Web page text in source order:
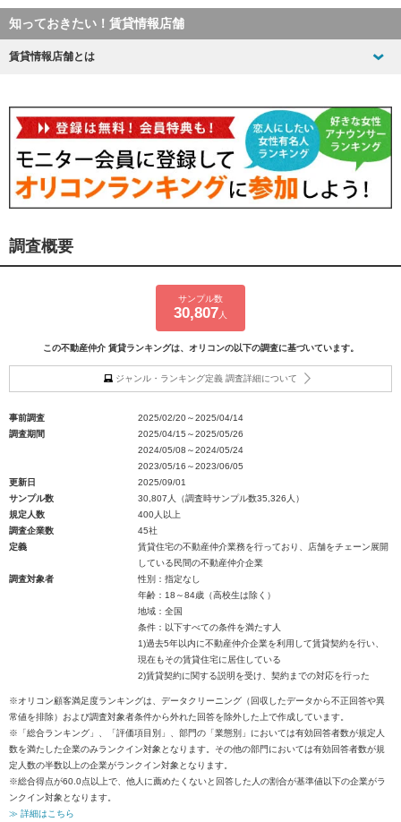
知っておきたい！賃貸情報店舗
賃貸情報店舗とは
調査概要
サンプル数
30,807人
この不動産仲介 賃貸ランキングは、オリコンの以下の調査に基づいています。
ジャンル・ランキング定義 調査詳細について
事前調査
2025/02/20～2025/04/14
調査期間
2025/04/15～2025/05/26
2024/05/08～2024/05/24
2023/05/16～2023/06/05
更新日
2025/09/01
サンプル数
30,807人（調査時サンプル数35,326人）
規定人数
400人以上
調査企業数
45社
定義
賃貸住宅の不動産仲介業務を行っており、店舗をチェーン展開
している民間の不動産仲介企業
調査対象者
性別：指定なし
年齢：18～84歳（高校生は除く）
地域：全国
条件：以下すべての条件を満たす人
1)過去5年以内に不動産仲介企業を利用して賃貸契約を行い、
現在もその賃貸住宅に居住している
2)賃貸契約に関する説明を受け、契約までの対応を行った
※オリコン顧客満足度ランキングは、データクリーニング（回収したデータから不正回答や異
常値を排除）および調査対象者条件から外れた回答を除外した上で作成しています。
※「総合ランキング」、「評価項目別」、部門の「業態別」においては有効回答者数が規定人
数を満たした企業のみランクイン対象となります。その他の部門においては有効回答者数が規
定人数の半数以上の企業がランクイン対象となります。
※総合得点が60.0点以上で、他人に薦めたくないと回答した人の割合が基準値以下の企業がラ
ンクイン対象となります。
≫ 詳細はこちら